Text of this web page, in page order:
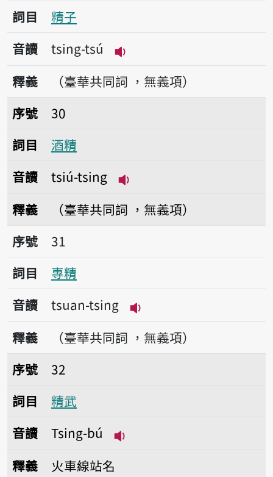
詞目
精子
音讀
tsing-tsú
播放音讀tsing-tsú
釋義
（臺華共同詞 ，無義項）
序號30酒精
序號
30
詞目
酒精
音讀
tsiú-tsing
釋義
（臺華共同詞 ，無義項）
序號31專精
序號
31
詞目
專精
音讀
tsuan-tsing
播放音讀tsuan-tsing
釋義
（臺華共同詞 ，無義項）
序號32精武
序號
32
詞目
精武
音讀
Tsing-bú
釋義 火車線站名